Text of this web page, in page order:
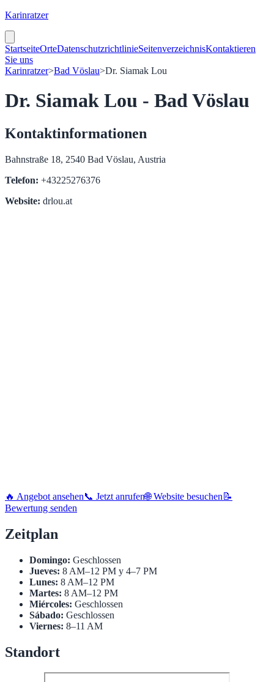
Karinratzer
StartseiteOrteDatenschutzrichtlinieSeitenverzeichnisKontaktieren
Sie uns
Karinratzer>Bad Vöslau>Dr. Siamak Lou
Dr. Siamak Lou - Bad Vöslau
Kontaktinformationen
Bahnstraße 18, 2540 Bad Vöslau, Austria
Telefon: +43225276376
Website: drlou.at
🔥 Angebot ansehen📞 Jetzt anrufen🌐 Website besuchen 📝
Bewertung senden
Zeitplan
Domingo: Geschlossen
Jueves: 8 AM–12 PM y 4–7 PM
Lunes: 8 AM–12 PM
Martes: 8 AM–12 PM
Miércoles: Geschlossen
Sábado: Geschlossen
Viernes: 8–11 AM
Standort